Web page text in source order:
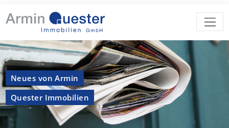
Neues von Armin
Quester Immobilien